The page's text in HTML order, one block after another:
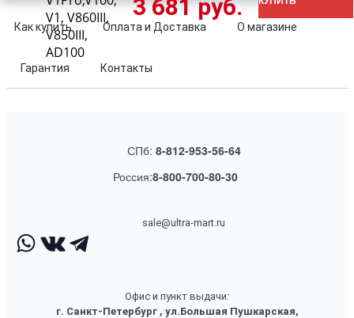
Как купить Оплата и Доставка О магазине
Гарантия Контакты
СПб: 8-812-953-56-64
Россия:8-800-700-80-30
sale@ultra-mart.ru
Офис и пункт выдачи:
г. Санкт-Петербург , ул.Большая Пушкарская,
V1, V860III,
V850III,
AD100
3 681 руб.